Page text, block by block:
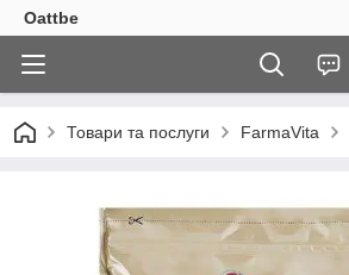
Oattbe
Товари та послуги FarmaVita